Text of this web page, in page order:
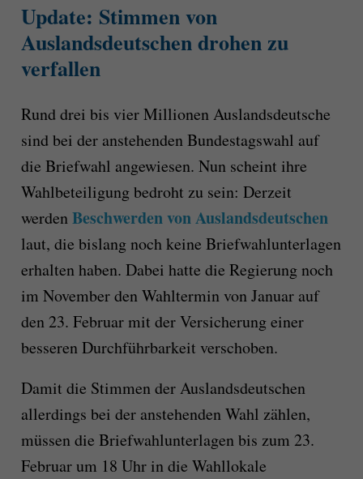
Update: Stimmen von
Auslandsdeutschen drohen zu
verfallen
Rund drei bis vier Millionen Auslandsdeutsche
sind bei der anstehenden Bundestagswahl auf
die Briefwahl angewiesen. Nun scheint ihre
Wahlbeteiligung bedroht zu sein: Derzeit
werdenBeschwerden von Auslandsdeutschen
laut, die bislang noch keine Briefwahlunterlagen
erhalten haben. Dabei hatte die Regierung noch
im November den Wahltermin von Januar auf
den 23. Februar mit der Versicherung einer
besseren Durchführbarkeit verschoben.
Damit die Stimmen der Auslandsdeutschen
allerdings bei der anstehenden Wahl zählen,
müssen die Briefwahlunterlagen bis zum 23.
Februar um 18 Uhr in die Wahllokale